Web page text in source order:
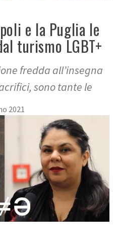
e la Puglia le
turismo LGBT+
fredda all’insegna
sono tante le
2021